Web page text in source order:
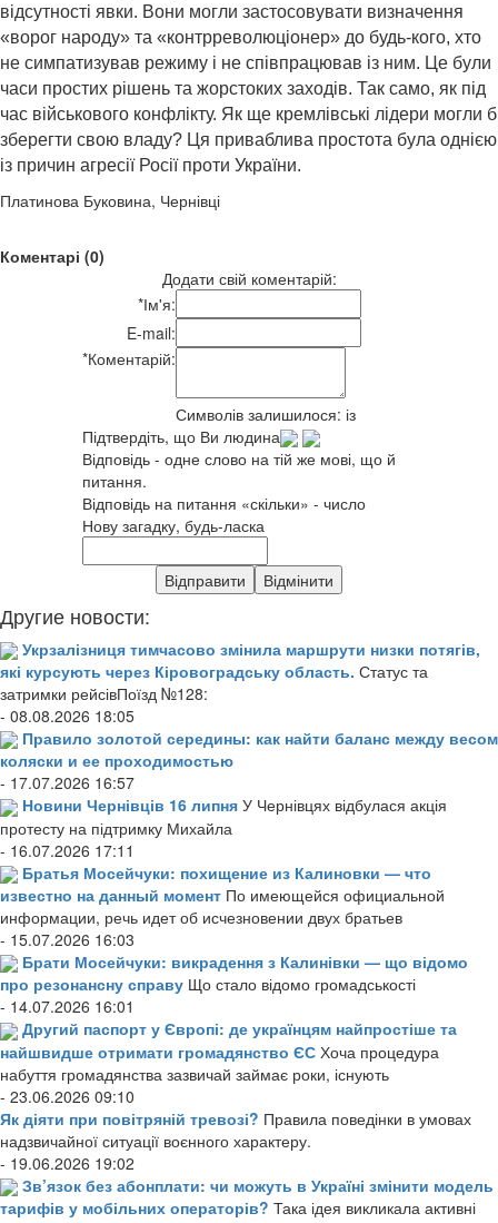
відсутності явки. Вони могли застосовувати визначення
«ворог народу» та «контрреволюціонер» до будь-кого, хто
не симпатизував режиму і не співпрацював із ним. Це були
часи простих рішень та жорстоких заходів. Так само, як під
час військового конфлікту. Як ще кремлівські лідери могли б
зберегти свою владу? Ця приваблива простота була однією
із причин агресії Росії проти України.
Платинова Буковина, Чернівці
Коментарі (0)
Додати свій коментарій:
*Ім'я:
E-mail:
*Коментарій:
Символів залишилося: із
Підтвердіть, що Ви людина
Відповідь - одне слово на тій же мові, що й
питання.
Відповідь на питання «скільки» - число
Нову загадку, будь-ласка
Другие новости:
Укрзалізниця тимчасово змінила маршрути низки потягів,
які курсують через Кіровоградську область. Статус та
затримки рейсівПоїзд №128:
- 08.08.2026 18:05
Правило золотой середины: как найти баланс между весом
коляски и ее проходимостью
- 17.07.2026 16:57
Новини Чернівців 16 липня У Чернівцях відбулася акція
протесту на підтримку Михайла
- 16.07.2026 17:11
Братья Мосейчуки: похищение из Калиновки — что
известно на данный момент По имеющейся официальной
информации, речь идет об исчезновении двух братьев
- 15.07.2026 16:03
Брати Мосейчуки: викрадення з Калинівки — що відомо
про резонансну справу Що стало відомо громадськості
- 14.07.2026 16:01
Другий паспорт у Європі: де українцям найпростіше та
найшвидше отримати громадянство ЄС Хоча процедура
набуття громадянства зазвичай займає роки, існують
- 23.06.2026 09:10
Як діяти при повітряній тревозі? Правила поведінки в умовах
надзвичайної ситуації воєнного характеру.
- 19.06.2026 19:02
Зв’язок без абонплати: чи можуть в Україні змінити модель
тарифів у мобільних операторів? Така ідея викликала активні